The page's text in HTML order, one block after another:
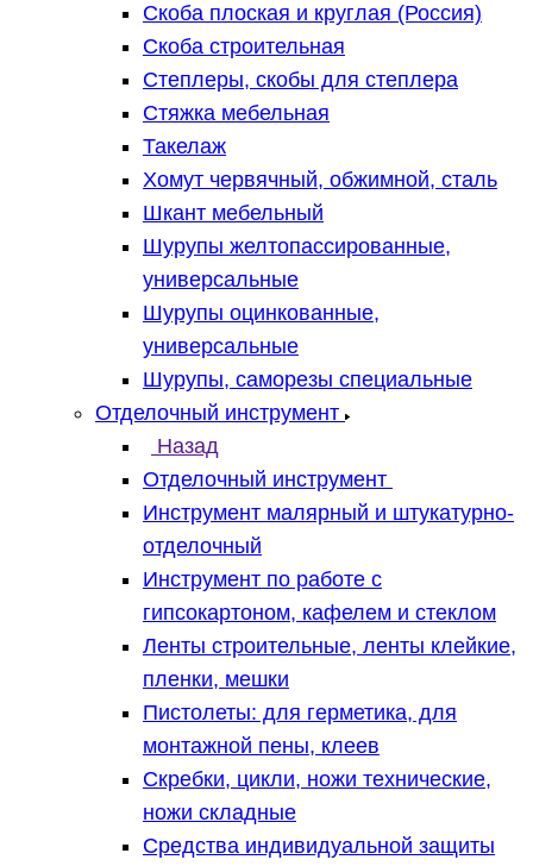
Скоба плоская и круглая (Россия)
Скоба строительная
Степлеры, скобы для степлера
Стяжка мебельная
Такелаж
Хомут червячный, обжимной, сталь
Шкант мебельный
Шурупы желтопассированные,
универсальные
Шурупы оцинкованные,
универсальные
Шурупы, саморезы специальные
Отделочный инструмент
Назад
Отделочный инструмент
Инструмент малярный и штукатурно-
отделочный
Инструмент по работе с
гипсокартоном, кафелем и стеклом
Ленты строительные, ленты клейкие,
пленки, мешки
Пистолеты: для герметика, для
монтажной пены, клеев
Скребки, цикли, ножи технические,
ножи складные
Средства индивидуальной защиты